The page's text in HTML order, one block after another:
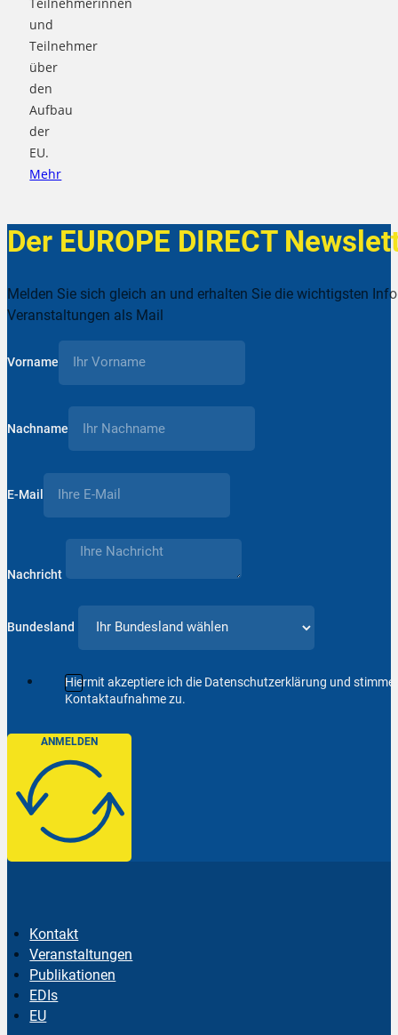
und
Teilnehmer
über
den
Aufbau
der
EU.
Mehr
Der EUROPE DIRECT
Melden Sie sich gleich an und erhalten Sie die wichtigsten
Veranstaltungen als Mail
Vorname
Nachname
E-Mail
Nachricht
Bundesland
Hiermit akzeptiere ich die Datenschutzerklärung und
Kontaktaufnahme zu.
ANMELDEN
Kontakt
Veranstaltungen
Publikationen
EDIs
EU